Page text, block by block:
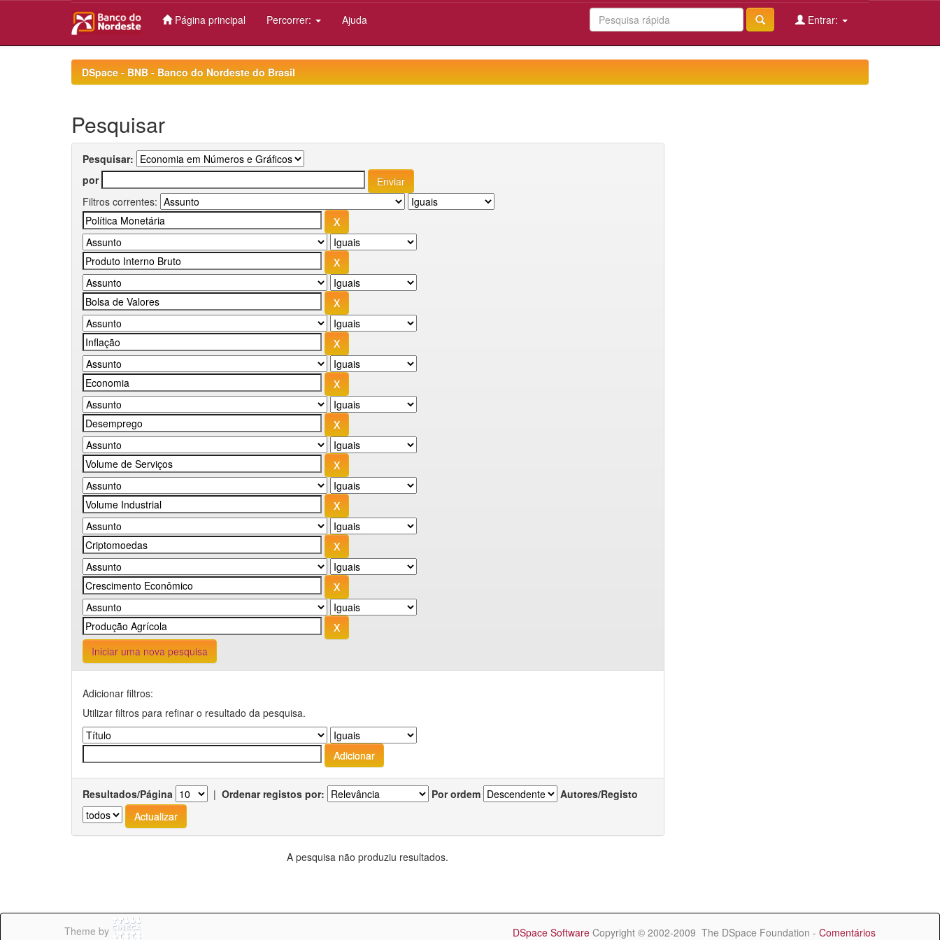
Página principal Percorrer: Ajuda Entrar:
DSpace - BNB - Banco do Nordeste do Brasil
Pesquisar
Pesquisar:
por
Filtros correntes:
Iniciar uma nova pesquisa
Adicionar filtros:
Utilizar filtros para refinar o resultado da pesquisa.
Resultados/Página | Ordenar registos por: Por ordem Autores/Registo
A pesquisa não produziu resultados.
Theme by DSpace Software Copyright © 2002-2009 The DSpace Foundation - Comentários